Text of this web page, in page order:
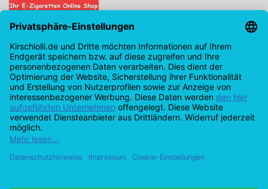
Kirschlolli.de - Ihr E-Zigaretten Online Shop
Kirchplatz 7, 96114 Hirschaid
0171 - 6124207
info@kirschlolli.de
USt-IdNr.: DE321609131
Kundendienst